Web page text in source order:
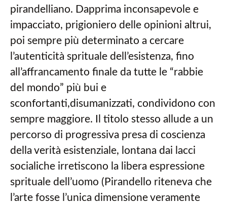
pirandelliano. Dapprima inconsapevole e
impacciato, prigioniero delle opinioni altrui,
poi sempre più determinato a cercare
l’autenticità sprituale dell’esistenza, fino
all’affrancamento finale da tutte le “rabbie
del mondo” più bui e
sconfortanti,disumanizzati, condividono con
sempre maggiore. Il titolo stesso allude a un
percorso di progressiva presa di coscienza
della verità esistenziale, lontana dai lacci
socialiche irretiscono la libera espressione
sprituale dell’uomo (Pirandello riteneva che
l’arte fosse l’unica dimensione veramente